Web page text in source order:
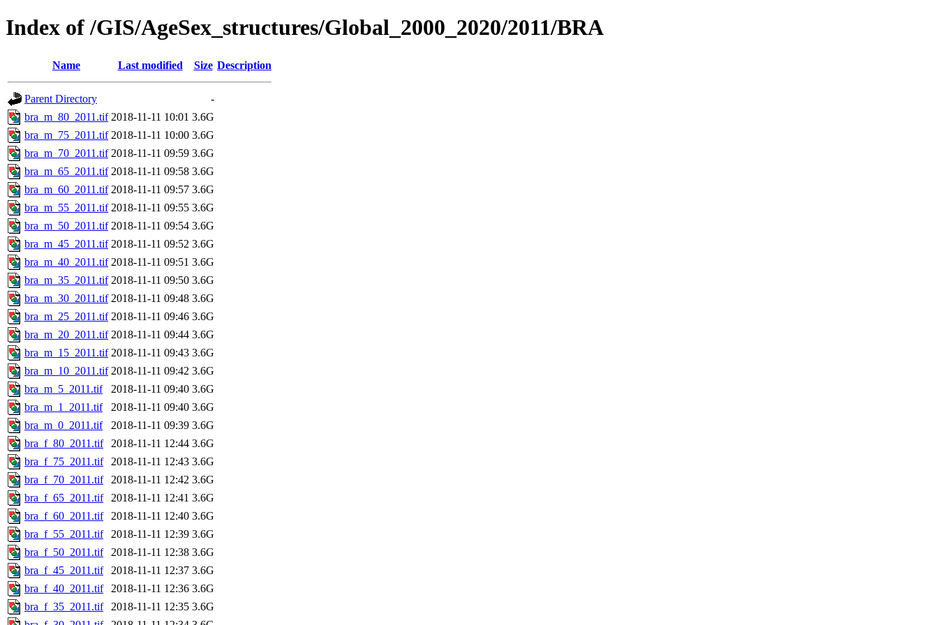
Index of /GIS/AgeSex_structures/Global_2000_2020/2011/BRA
Name Last modified Size Description
Parent Directory
-
bra_m_80_2011.tif 2018-11-11 10:01 3.6G
bra_m_75_2011.tif 2018-11-11 10:00 3.6G
bra_m_70_2011.tif 2018-11-11 09:59 3.6G
bra_m_65_2011.tif 2018-11-11 09:58 3.6G
bra_m_60_2011.tif 2018-11-11 09:57 3.6G
bra_m_55_2011.tif 2018-11-11 09:55 3.6G
bra_m_50_2011.tif 2018-11-11 09:54 3.6G
bra_m_45_2011.tif 2018-11-11 09:52 3.6G
bra_m_40_2011.tif 2018-11-11 09:51 3.6G
bra_m_35_2011.tif 2018-11-11 09:50 3.6G
bra_m_30_2011.tif 2018-11-11 09:48 3.6G
bra_m_25_2011.tif 2018-11-11 09:46 3.6G
bra_m_20_2011.tif 2018-11-11 09:44 3.6G
bra_m_15_2011.tif 2018-11-11 09:43 3.6G
bra_m_10_2011.tif 2018-11-11 09:42 3.6G
bra_m_5_2011.tif
2018-11-11 09:40 3.6G
bra_m_1_2011.tif
2018-11-11 09:40 3.6G
bra_m_0_2011.tif
2018-11-11 09:39 3.6G
bra_f_80_2011.tif
2018-11-11 12:44 3.6G
bra_f_75_2011.tif
2018-11-11 12:43 3.6G
bra_f_70_2011.tif
2018-11-11 12:42 3.6G
bra_f_65_2011.tif
2018-11-11 12:41 3.6G
bra_f_60_2011.tif
2018-11-11 12:40 3.6G
bra_f_55_2011.tif
2018-11-11 12:39 3.6G
bra_f_50_2011.tif
2018-11-11 12:38 3.6G
bra_f_45_2011.tif
2018-11-11 12:37 3.6G
bra_f_40_2011.tif
2018-11-11 12:36 3.6G
bra_f_35_2011.tif
2018-11-11 12:35 3.6G